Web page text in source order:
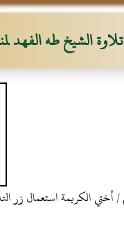
تلاوة الشيخ طه الفهد
الكريمة استعمال زر